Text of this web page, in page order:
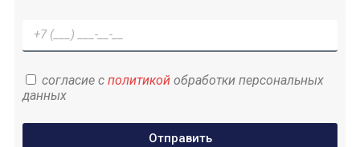
согласие с политикой обработки персональных
данных
Отправить